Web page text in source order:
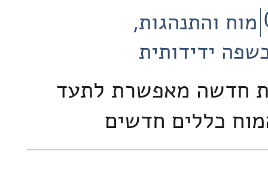
מוח והתנהגות
ידידותית
חדשה מאפשרת לתעד
כללים חדשים